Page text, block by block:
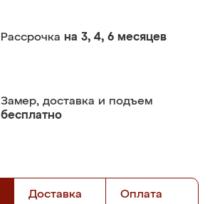
Рассрочка на 3, 4, 6 месяцев
Замер, доставка и подъем
бесплатно
Доставка Оплата